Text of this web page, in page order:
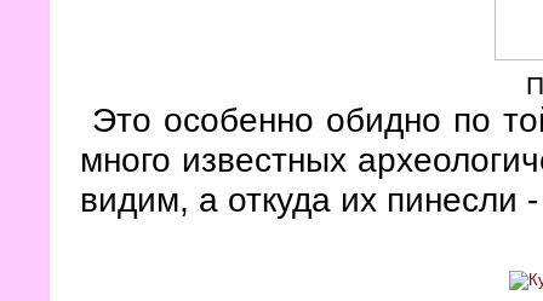
Это особенно обидно по
много известных
видим, а откуда их пинесли